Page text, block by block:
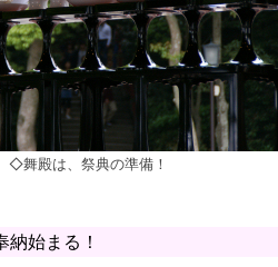
◇舞殿は、祭典の準備！
始まる！